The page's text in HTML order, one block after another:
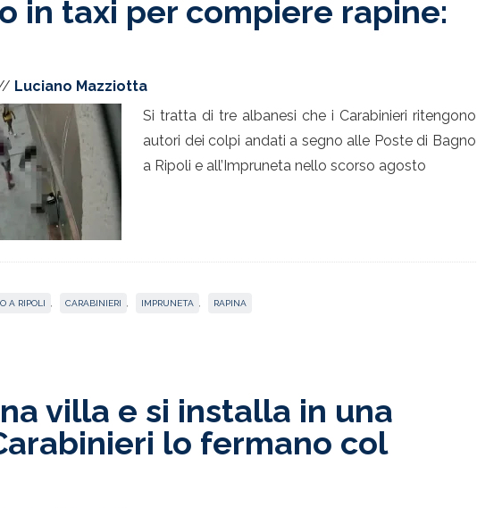
in taxi per compiere rapine:
Luciano Mazziotta
Si tratta di tre albanesi che i Carabinieri ritengono
autori dei colpi andati a segno alle Poste di Bagno
a Ripoli e all’Impruneta nello scorso agosto
A RIPOLI CARABINIERI IMPRUNETA RAPINA
villa e si installa in una
lo fermano col